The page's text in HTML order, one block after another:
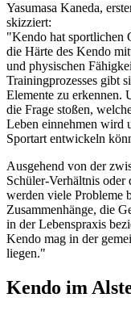
Yasumasa Kaneda,
skizziert:
"Kendo hat sportlichen
die Härte des Kendo
und physischen
Trainingprozesses gibt
Elemente zu erkennen.
die Frage stoßen,
Leben einnehmen wird
Sportart entwickeln
Ausgehend von der
Schüler-Verhältnis
werden viele Probleme
Zusammenhänge, die
in der Lebenspraxis
Kendo mag in der
liegen."
Kendo im